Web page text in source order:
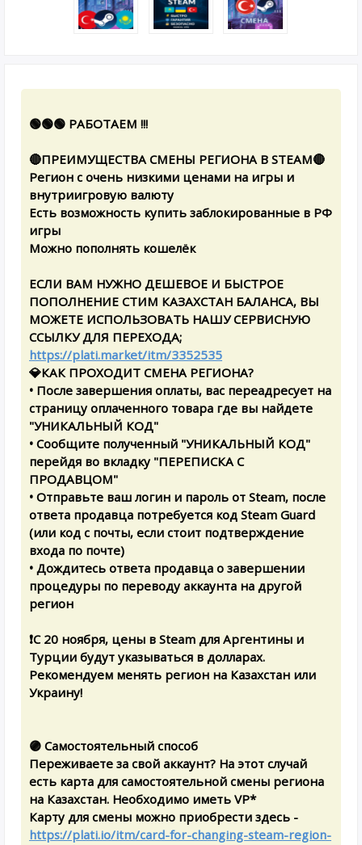
🟢🟢🟢 РАБОТАЕМ !!!
🔴ПРЕИМУЩЕСТВА СМЕНЫ РЕГИОНА В STEAM🔴
Регион с очень низкими ценами на игры и
внутриигровую валюту
Есть возможность купить заблокированные в РФ
игры
Можно пополнять кошелёк
ЕСЛИ ВАМ НУЖНО ДЕШЕВОЕ И БЫСТРОЕ
ПОПОЛНЕНИЕ СТИМ КАЗАХСТАН БАЛАНСА, ВЫ
МОЖЕТЕ ИСПОЛЬЗОВАТЬ НАШУ СЕРВИСНУЮ
ССЫЛКУ ДЛЯ ПЕРЕХОДА;
https://plati.market/itm/3352535
💎КАК ПРОХОДИТ СМЕНА РЕГИОНА?
• После завершения оплаты, вас переадресует на
страницу оплаченного товара где вы найдете
"УНИКАЛЬНЫЙ КОД"
• Сообщите полученный "УНИКАЛЬНЫЙ КОД"
перейдя во вкладку "ПЕРЕПИСКА С
ПРОДАВЦОМ"
• Отправьте ваш логин и пароль от Steam, после
ответа продавца потребуется код Steam Guard
(или код с почты, если стоит подтверждение
входа по почте)
• Дождитесь ответа продавца о завершении
процедуры по переводу аккаунта на другой
регион
❗️C 20 ноября, цены в Steam для Аргентины и
Турции будут указываться в долларах.
Рекомендуем менять регион на Казахстан или
Украину!
🟣 Самостоятельный способ
Переживаете за свой аккаунт? На этот случай
есть карта для самостоятельной смены региона
на Казахстан. Необходимо иметь VP*
Карту для смены можно приобрести здесь -
https://plati.io/itm/card-for-changing-steam-region-